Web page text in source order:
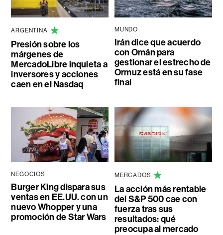
ARGENTINA
Presión sobre los
márgenes de
MercadoLibre inquieta a
inversores y acciones
caen en el Nasdaq
MUNDO
Irán dice que acuerdo
con Omán para
gestionar el estrecho de
Ormuz está en su fase
final
NEGOCIOS
Burger King dispara sus
ventas en EE.UU. con un
nuevo Whopper y una
promoción de Star Wars
MERCADOS
La acción más rentable
del S&P 500 cae con
fuerza tras sus
resultados: qué
preocupa al mercado